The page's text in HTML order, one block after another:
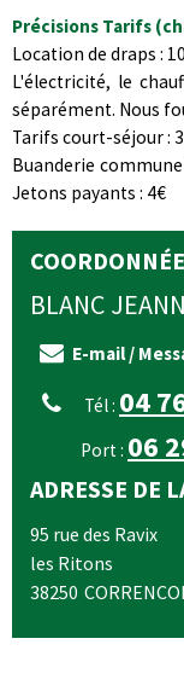
Précisions Tarifs
Location de draps :
L'électricité, le
séparément. Nous
Tarifs court-séjour :
Buanderie
Jetons payants : 4€
BLANC
E-mail /
Tél : 04
Port : 06
ADRESSE DE
95 rue des Ravix
les Ritons
38250